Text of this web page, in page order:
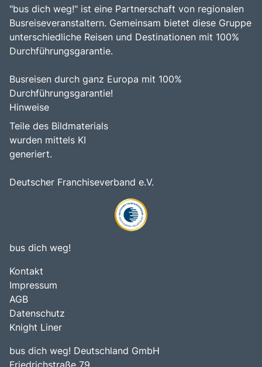
"bus dich weg!" ist eine Partnerschaft von regionalen
Busreiseveranstaltern. Gemeinsam bietet diese Gruppe
unterschiedliche Reisen und Destinationen mit 100%
Durchführungsgarantie.
Busreisen durch ganz Europa mit 100%
Durchführungsgarantie!
Hinweise
Teile des Bildmaterials
wurden mittels KI
generiert.
Deutscher Franchiseverband e.V.
bus dich weg!
Kontakt
Impressum
AGB
Datenschutz
Knight Liner
bus dich weg! Deutschland GmbH
Friedrichstraße 79